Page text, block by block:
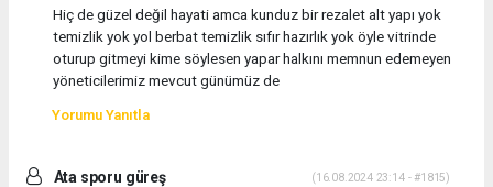
Hiç de güzel değil hayati amca kunduz bir rezalet alt yapı yok
temizlik yok yol berbat temizlik sıfır hazırlık yok öyle vitrinde
oturup gitmeyi kime söylesen yapar halkını memnun edemeyen
yöneticilerimiz mevcut günümüz de
Yorumu Yanıtla
Ata sporu güreş (16.08.2024 23:14 - #1815)